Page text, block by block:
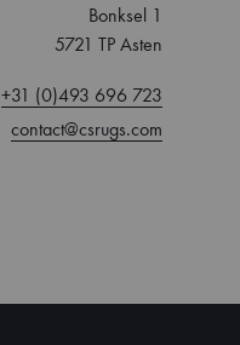
Bonksel 1
5721 TP Asten
+31 (0)493 696 723
contact@csrugs.com